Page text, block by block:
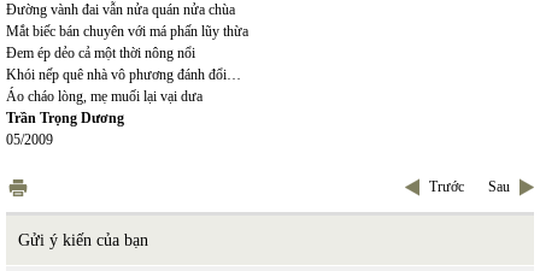
Đường vành đai vẫn nửa quán nửa chùa
Mắt biếc bán chuyên với má phấn lũy thừa
Đem ép dẻo cả một thời nông nổi
Khói nếp quê nhà vô phương đánh đổi…
Áo cháo lòng, mẹ muối lại vại dưa
Trần Trọng Dương
05/2009
Trước Sau
Gửi ý kiến của bạn